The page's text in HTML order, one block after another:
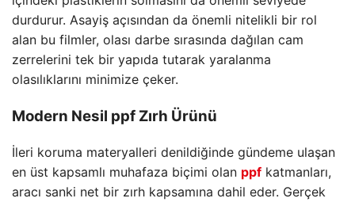
durdurur. Asayiş açısından da önemli nitelikli bir rol
alan bu filmler, olası darbe sırasında dağılan cam
zerrelerini tek bir yapıda tutarak yaralanma
olasılıklarını minimize çeker.
Modern Nesil ppf Zırh Ürünü
İleri koruma materyalleri denildiğinde gündeme ulaşan
en üst kapsamlı muhafaza biçimi olan ppf katmanları,
aracı sanki net bir zırh kapsamına dahil eder. Gerçek